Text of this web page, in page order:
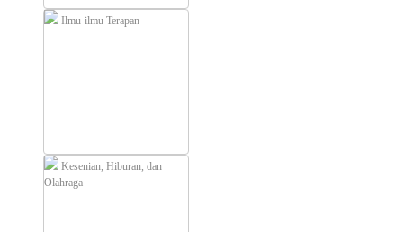
Ilmu-ilmu Terapan
Kesenian, Hiburan, dan
Olahraga